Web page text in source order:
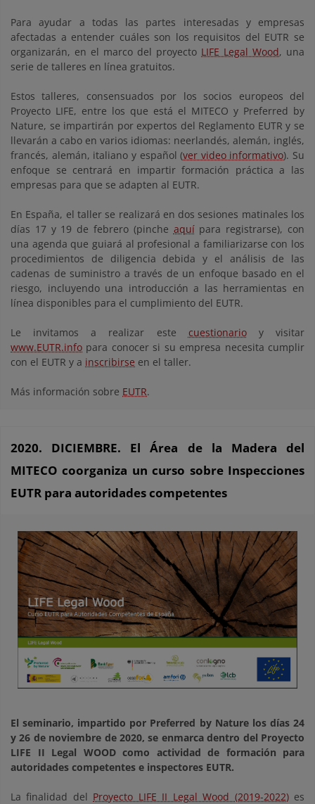
Para ayudar a todas las partes interesadas y empresas
afectadas a entender cuáles son los requisitos del EUTR se
organizarán, en el marco del proyecto LIFE Legal Wood, una
serie de talleres en línea gratuitos.
Estos talleres, consensuados por los socios europeos del
Proyecto LIFE, entre los que está el MITECO y Preferred by
Nature, se impartirán por expertos del Reglamento EUTR y se
llevarán a cabo en varios idiomas: neerlandés, alemán, inglés,
francés, alemán, italiano y español (ver video informativo). Su
enfoque se centrará en impartir formación práctica a las
empresas para que se adapten al EUTR.
En España, el taller se realizará en dos sesiones matinales los
días 17 y 19 de febrero (pinche aquípara registrarse), con
una agenda que guiará al profesional a familiarizarse con los
procedimientos de diligencia debida y el análisis de las
cadenas de suministro a través de un enfoque basado en el
riesgo, incluyendo una introducción a las herramientas en
línea disponibles para el cumplimiento del EUTR.
Le invitamos a realizar este cuestionarioy visitar
www.EUTR.info para conocer si su empresa necesita cumplir
con el EUTR y a inscribirse en el taller.
Más información sobre EUTR.
2020. DICIEMBRE. El Área de la Madera del
MITECO coorganiza un curso sobre Inspecciones
EUTR para autoridades competentes
El seminario, impartido por Preferred by Nature los días 24
y 26 de noviembre de 2020, se enmarca dentro del Proyecto
LIFE II Legal WOOD como actividad de formación para
autoridades competentes e inspectores EUTR.
La finalidad del Proyecto LIFE II Legal Wood (2019-2022)es